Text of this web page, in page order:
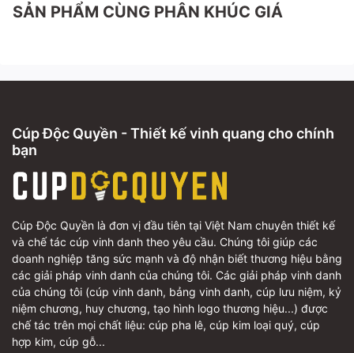
SẢN PHẨM CÙNG PHÂN KHÚC GIÁ
Cúp Độc Quyền - Thiết kế vinh quang cho chính
bạn
Cúp Độc Quyền là đơn vị đầu tiên tại Việt Nam chuyên thiết kế
và chế tác cúp vinh danh theo yêu cầu. Chúng tôi giúp các
doanh nghiệp tăng sức mạnh và độ nhận biết thương hiệu bằng
các giải pháp vinh danh của chúng tôi. Các giải pháp vinh danh
của chúng tôi (cúp vinh danh, bảng vinh danh, cúp lưu niệm, kỷ
niệm chương, huy chương, tạo hình logo thương hiệu...) được
chế tác trên mọi chất liệu: cúp pha lê, cúp kim loại quý, cúp
hợp kim, cúp gỗ...